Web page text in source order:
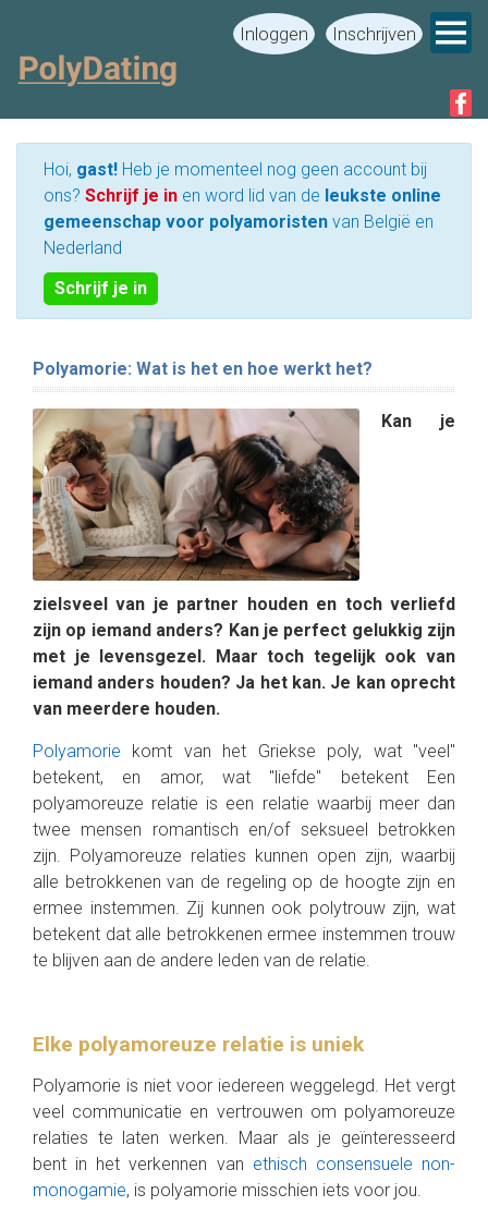
Inloggen Inschrijven
Hoi, gast! Heb je momenteel nog geen account bij
ons? Schrijf je in en word lid van de leukste online
gemeenschap voor polyamoristen van België en
Nederland
Schrijf je in
Polyamorie: Wat is het en hoe werkt het?
Kan je
zielsveel van je partner houden en toch verliefd
zijn op iemand anders? Kan je perfect gelukkig zijn
met je levensgezel. Maar toch tegelijk ook van
iemand anders houden? Ja het kan. Je kan oprecht
van meerdere houden.
Polyamorie komt van het Griekse poly, wat "veel"
betekent, en amor, wat "liefde" betekent Een
polyamoreuze relatie is een relatie waarbij meer dan
twee mensen romantisch en/of seksueel betrokken
zijn. Polyamoreuze relaties kunnen open zijn, waarbij
alle betrokkenen van de regeling op de hoogte zijn en
ermee instemmen. Zij kunnen ook polytrouw zijn, wat
betekent dat alle betrokkenen ermee instemmen trouw
te blijven aan de andere leden van de relatie.
Elke polyamoreuze relatie is uniek
Polyamorie is niet voor iedereen weggelegd. Het vergt
veel communicatie en vertrouwen om polyamoreuze
relaties te laten werken. Maar als je geïnteresseerd
bent in het verkennen van ethisch consensuele non-
monogamie, is polyamorie misschien iets voor jou.